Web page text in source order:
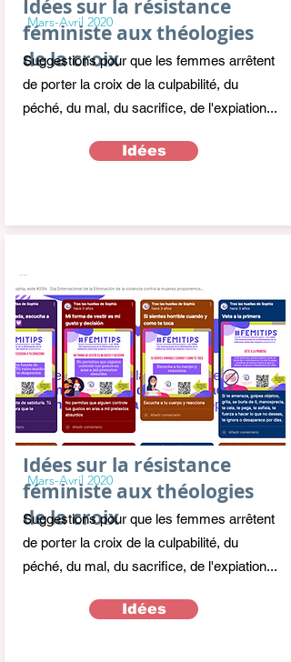
Idées sur la résistance
féministe aux théologies
de la croix
Suggestions pour que les femmes arrêtent
de porter la croix de la culpabilité, du
péché, du mal, du sacrifice, de l'expiation...
Mars-Avril 2020
Idées
Idées sur la résistance
féministe aux théologies
de la croix
Suggestions pour que les femmes arrêtent
de porter la croix de la culpabilité, du
péché, du mal, du sacrifice, de l'expiation...
Mars-Avril 2020
Idées